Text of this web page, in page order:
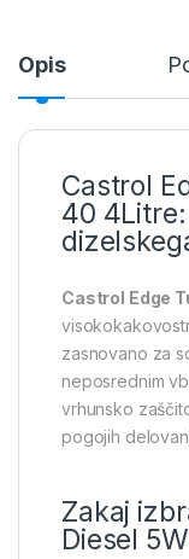
Opis
Castrol
40
Castrol Edge
zasnovano za
neposrednim
vrhunsko
pogojih
Zakaj
Diesel